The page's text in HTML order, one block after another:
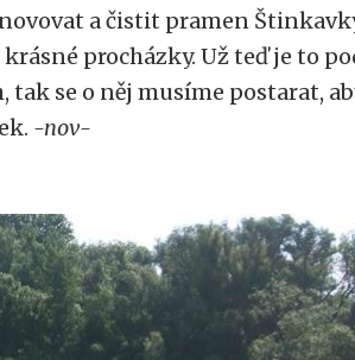
a čistit pramen
procházky. Už teď je to
se o něj musíme postarat,
-nov-